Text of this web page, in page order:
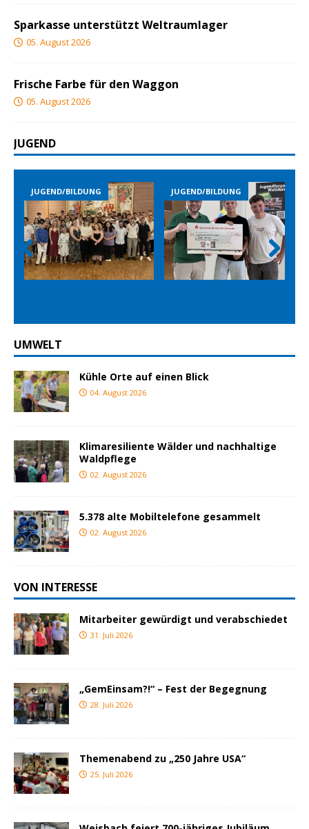
Sparkasse unterstützt Weltraumlager
05. August 2026
Frische Farbe für den Waggon
05. August 2026
JUGEND
JUGEND/BILDUNG JUGEND/BILDUNG
Prev
ious
Nex
t
UMWELT
Kühle Orte auf einen Blick
04. August 2026
Klimaresiliente Wälder und nachhaltige
Waldpflege
02. August 2026
5.378 alte Mobiltelefone gesammelt
02. August 2026
VON INTERESSE
Mitarbeiter gewürdigt und verabschiedet
31. Juli 2026
„GemEinsam?!“ – Fest der Begegnung
28. Juli 2026
Themenabend zu „250 Jahre USA“
25. Juli 2026